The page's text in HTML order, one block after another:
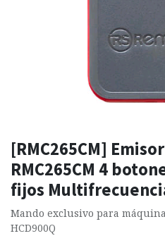
[RMC265CM]
RMC265CM 4
fijos
Mando exclusivo para
HCD900Q